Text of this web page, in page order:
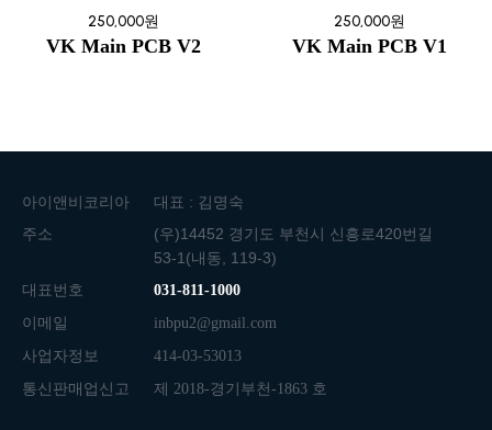
250,000원
VK Main PCB V2
250,000원
VK Main PCB V1
아이앤비코리아
대표 : 김명숙
주소
(우)14452 경기도 부천시 신흥로420번길
53-1(내동, 119-3)
대표번호
031-811-1000
이메일 inbpu2@gmail.com
사업자정보 414-03-53013
통신판매업신고 제 2018-경기부천-1863 호